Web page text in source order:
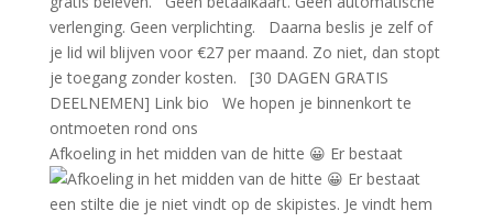
Afkoeling in het midden van de hitte 😀 Er bestaat